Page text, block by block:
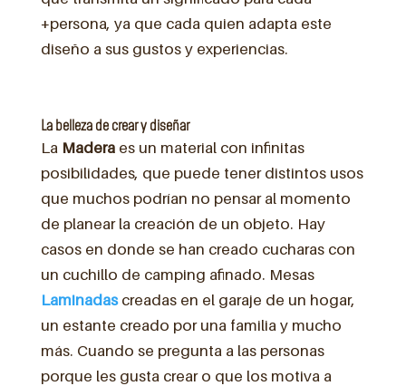
+persona, ya que cada quien adapta este
diseño a sus gustos y experiencias.
La belleza de crear y diseñar
La Madera es un material con infinitas
posibilidades, que puede tener distintos usos
que muchos podrían no pensar al momento
de planear la creación de un objeto. Hay
casos en donde se han creado cucharas con
un cuchillo de camping afinado. Mesas
Laminadas creadas en el garaje de un hogar,
un estante creado por una familia y mucho
más. Cuando se pregunta a las personas
porque les gusta crear o que los motiva a